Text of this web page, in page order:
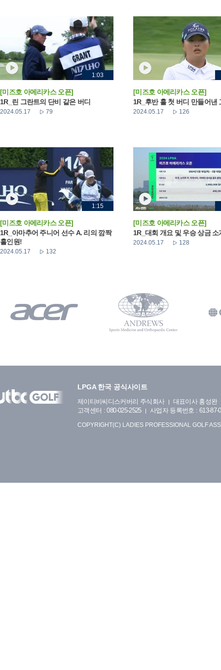
1:03
[미즈호 아메리카스 오픈]
1R_린 그란트의 단비 같은 버디
2024.05.17 79
[미즈호 아메리카스 오픈]
1R_후반 홀 첫 버디 만들어낸
2024.05.17 126
1:15
[미즈호 아메리카스 오픈]
1R_아마추어 주니어 선수 A. 리의 깜짝
홀인원!
2024.05.17 132
[미즈호 아메리카스 오픈]
1R_대회 개요 및 우승 상금 소
2024.05.17 128
LPGA 한국 공식사이트
제이티비씨디스커버리 주식회사
대표이사 홍성완
고객센터 : 080-025-2525
사업자 등록번호 : 613-87-
COPYRIGHT(C) LADIES PROFESSIONAL GOLF